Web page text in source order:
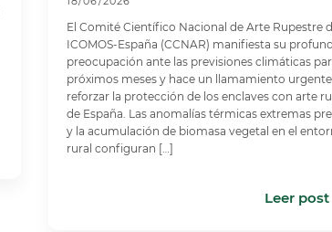
El Comité Científico Nacional de Arte Rupestre
ICOMOS-España (CCNAR) manifiesta su
preocupación ante las previsiones climáticas
próximos meses y hace un llamamiento
reforzar la protección de los enclaves con arte
de España. Las anomalías térmicas extremas
y la acumulación de biomasa vegetal en el
rural configuran […]
Leer post